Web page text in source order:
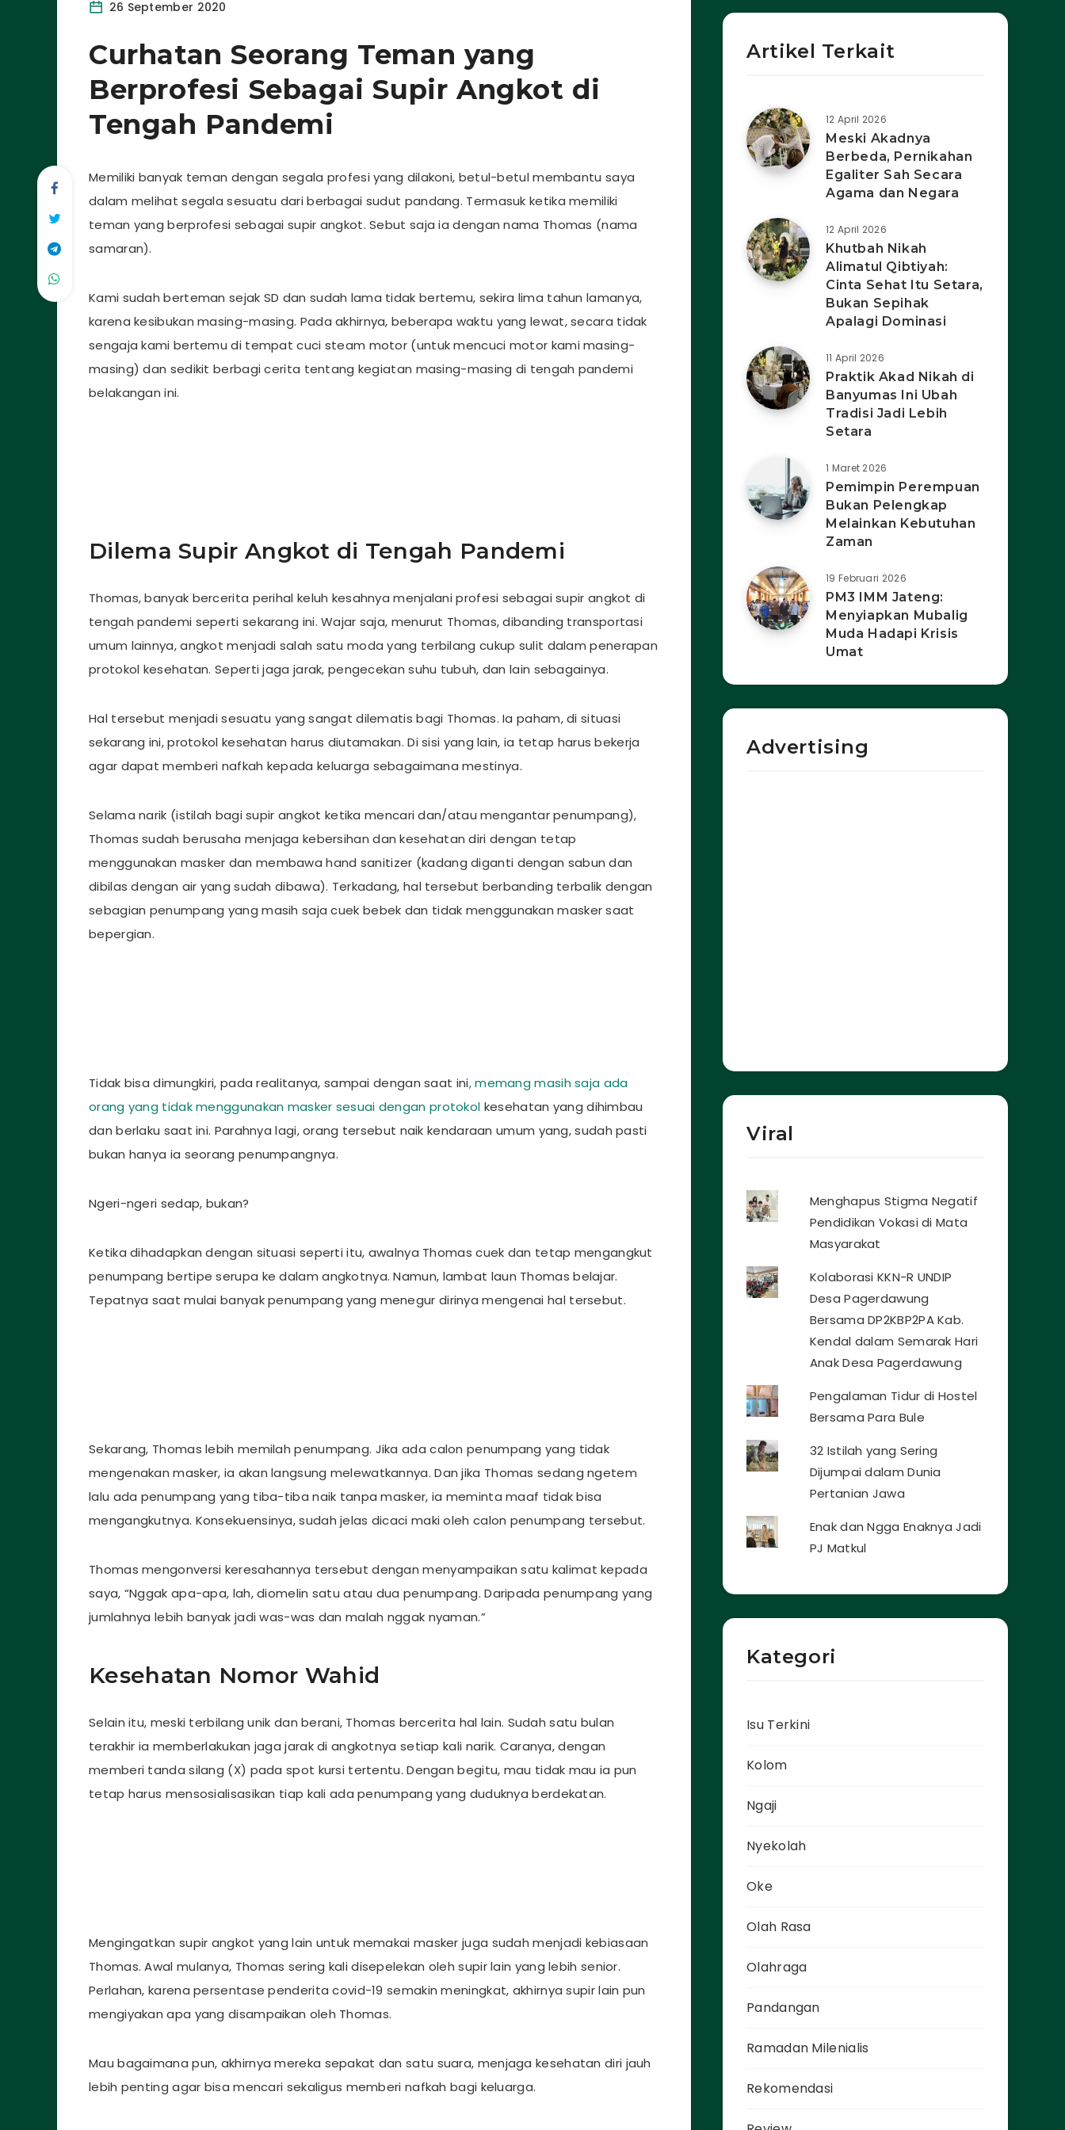
26 September 2020
Curhatan Seorang Teman yang
Berprofesi Sebagai Supir Angkot di
Tengah Pandemi
Memiliki banyak teman dengan segala profesi yang dilakoni, betul-betul membantu saya
dalam melihat segala sesuatu dari berbagai sudut pandang. Termasuk ketika memiliki
teman yang berprofesi sebagai supir angkot. Sebut saja ia dengan nama Thomas (nama
samaran).
Kami sudah berteman sejak SD dan sudah lama tidak bertemu, sekira lima tahun lamanya,
karena kesibukan masing-masing. Pada akhirnya, beberapa waktu yang lewat, secara tidak
sengaja kami bertemu di tempat cuci steam motor (untuk mencuci motor kami masing-
masing) dan sedikit berbagi cerita tentang kegiatan masing-masing di tengah pandemi
belakangan ini.
Dilema Supir Angkot di Tengah Pandemi
Thomas, banyak bercerita perihal keluh kesahnya menjalani profesi sebagai supir angkot di
tengah pandemi seperti sekarang ini. Wajar saja, menurut Thomas, dibanding transportasi
umum lainnya, angkot menjadi salah satu moda yang terbilang cukup sulit dalam penerapan
protokol kesehatan. Seperti jaga jarak, pengecekan suhu tubuh, dan lain sebagainya.
Hal tersebut menjadi sesuatu yang sangat dilematis bagi Thomas. Ia paham, di situasi
sekarang ini, protokol kesehatan harus diutamakan. Di sisi yang lain, ia tetap harus bekerja
agar dapat memberi nafkah kepada keluarga sebagaimana mestinya.
Selama narik (istilah bagi supir angkot ketika mencari dan/atau mengantar penumpang),
Thomas sudah berusaha menjaga kebersihan dan kesehatan diri dengan tetap
menggunakan masker dan membawa hand sanitizer (kadang diganti dengan sabun dan
dibilas dengan air yang sudah dibawa). Terkadang, hal tersebut berbanding terbalik dengan
sebagian penumpang yang masih saja cuek bebek dan tidak menggunakan masker saat
bepergian.
Tidak bisa dimungkiri, pada realitanya, sampai dengan saat ini, memang masih saja ada
orang yang tidak menggunakan masker sesuai dengan protokol kesehatan yang dihimbau
dan berlaku saat ini. Parahnya lagi, orang tersebut naik kendaraan umum yang, sudah pasti
bukan hanya ia seorang penumpangnya.
Ngeri-ngeri sedap, bukan?
Ketika dihadapkan dengan situasi seperti itu, awalnya Thomas cuek dan tetap mengangkut
penumpang bertipe serupa ke dalam angkotnya. Namun, lambat laun Thomas belajar.
Tepatnya saat mulai banyak penumpang yang menegur dirinya mengenai hal tersebut.
Sekarang, Thomas lebih memilah penumpang. Jika ada calon penumpang yang tidak
mengenakan masker, ia akan langsung melewatkannya. Dan jika Thomas sedang ngetem
lalu ada penumpang yang tiba-tiba naik tanpa masker, ia meminta maaf tidak bisa
mengangkutnya. Konsekuensinya, sudah jelas dicaci maki oleh calon penumpang tersebut.
Thomas mengonversi keresahannya tersebut dengan menyampaikan satu kalimat kepada
saya, “Nggak apa-apa, lah, diomelin satu atau dua penumpang. Daripada penumpang yang
jumlahnya lebih banyak jadi was-was dan malah nggak nyaman.”
Kesehatan Nomor Wahid
Selain itu, meski terbilang unik dan berani, Thomas bercerita hal lain. Sudah satu bulan
terakhir ia memberlakukan jaga jarak di angkotnya setiap kali narik. Caranya, dengan
memberi tanda silang (X) pada spot kursi tertentu. Dengan begitu, mau tidak mau ia pun
tetap harus mensosialisasikan tiap kali ada penumpang yang duduknya berdekatan.
Mengingatkan supir angkot yang lain untuk memakai masker juga sudah menjadi kebiasaan
Thomas. Awal mulanya, Thomas sering kali disepelekan oleh supir lain yang lebih senior.
Perlahan, karena persentase penderita covid-19 semakin meningkat, akhirnya supir lain pun
mengiyakan apa yang disampaikan oleh Thomas.
Mau bagaimana pun, akhirnya mereka sepakat dan satu suara, menjaga kesehatan diri jauh
lebih penting agar bisa mencari sekaligus memberi nafkah bagi keluarga.
Artikel Terkait
12 April 2026
Meski Akadnya
Berbeda, Pernikahan
Egaliter Sah Secara
Agama dan Negara
12 April 2026
Khutbah Nikah
Alimatul Qibtiyah:
Cinta Sehat Itu Setara,
Bukan Sepihak
Apalagi Dominasi
11 April 2026
Praktik Akad Nikah di
Banyumas Ini Ubah
Tradisi Jadi Lebih
Setara
1 Maret 2026
Pemimpin Perempuan
Bukan Pelengkap
Melainkan Kebutuhan
Zaman
19 Februari 2026
PM3 IMM Jateng:
Menyiapkan Mubalig
Muda Hadapi Krisis
Umat
Advertising
Viral
Menghapus Stigma Negatif
Pendidikan Vokasi di Mata
Masyarakat
Kolaborasi KKN-R UNDIP
Desa Pagerdawung
Bersama DP2KBP2PA Kab.
Kendal dalam Semarak Hari
Anak Desa Pagerdawung
Pengalaman Tidur di Hostel
Bersama Para Bule
32 Istilah yang Sering
Dijumpai dalam Dunia
Pertanian Jawa
Enak dan Ngga Enaknya Jadi
PJ Matkul
Kategori
Isu Terkini
Kolom
Ngaji
Nyekolah
Oke
Olah Rasa
Olahraga
Pandangan
Ramadan Milenialis
Rekomendasi